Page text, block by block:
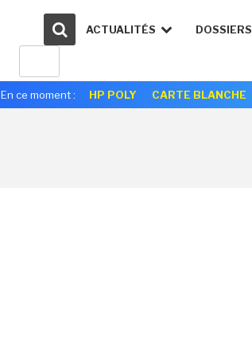
ACTUALITÉS DOSSIERS
En ce moment : HP POLY CARTE BLANCHE